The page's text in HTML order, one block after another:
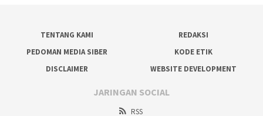
TENTANG KAMI
REDAKSI
PEDOMAN MEDIA SIBER
KODE ETIK
DISCLAIMER
WEBSITE DEVELOPMENT
JARINGAN SOCIAL
RSS